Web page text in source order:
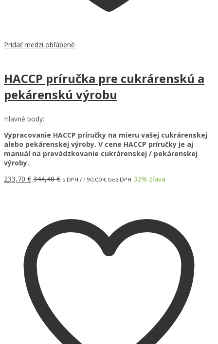
Pridať medzi obľúbené
HACCP príručka pre cukrárenskú a
pekárenskú výrobu
Hlavné body:
Vypracovanie HACCP príručky na mieru vašej cukrárenskej
alebo pekárenskej výroby. V cene HACCP príručky je aj
manuál na prevádzkovanie cukrárenskej / pekárenskej
výroby.
233,70 € 344,40€ s DPH / 190,00 € bez DPH 32% zľava